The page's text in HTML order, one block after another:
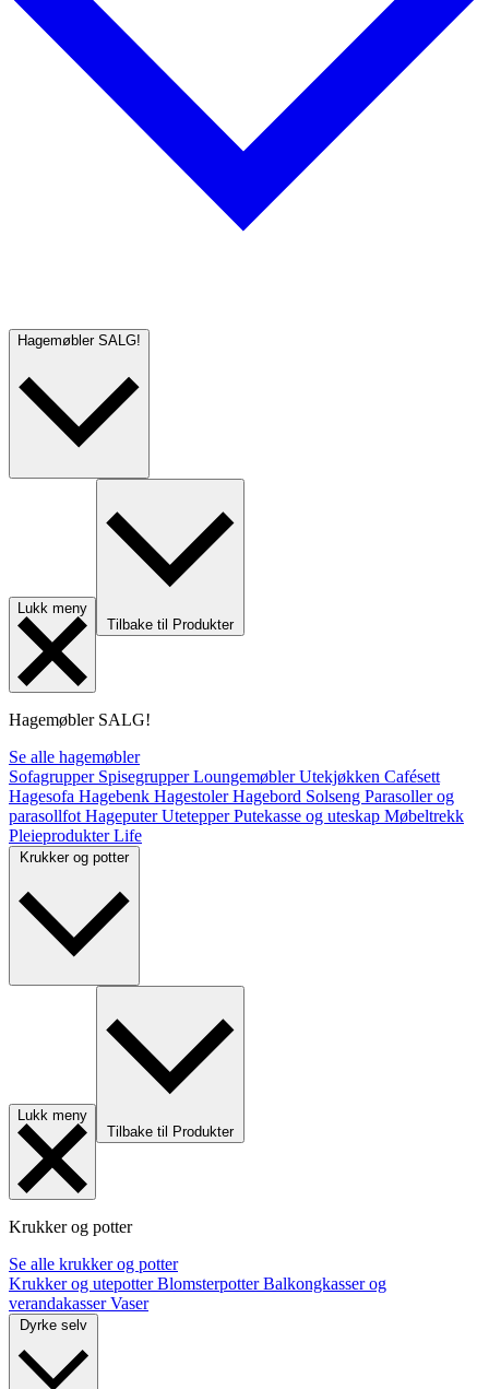
Hagemøbler SALG!
Lukk meny
Tilbake til Produkter
Hagemøbler SALG!
Se alle hagemøbler
Sofagrupper SpisegrupperLoungemøblerUtekjøkken Cafésett
Hagesofa Hagebenk HagestolerHagebord Solseng Parasoller og
parasollfot HageputerUtetepperPutekasse og uteskap Møbeltrekk
PleieprodukterLife
Krukker og potter
Lukk meny
Tilbake til Produkter
Krukker og potter
Se alle krukker og potter
Krukker og utepotterBlomsterpotterBalkongkasser og
verandakasserVaser